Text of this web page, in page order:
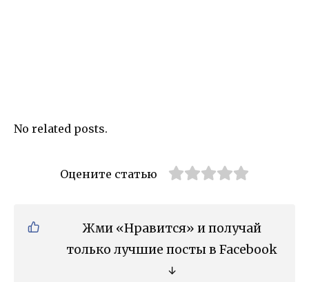
No related posts.
Оцените статью
Жми «Нравится» и получай
только лучшие посты в Facebook
↓